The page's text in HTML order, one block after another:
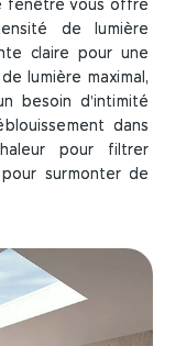
fenêtre vous offre
de lumière
claire pour une
lumière maximal,
besoin d’intimité
dans
pour filtrer
surmonter de